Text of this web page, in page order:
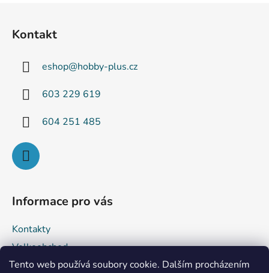
Tento web používá soubory cookie. Dalším procházením
Kontakt
eshop@hobby-plus.cz
603 229 619
604 251 485
Informace pro vás
Kontakty
Velkoobchod
Obchodní podmínky